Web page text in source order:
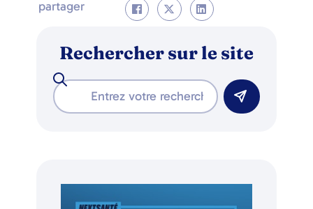
partager
Rechercher sur le site